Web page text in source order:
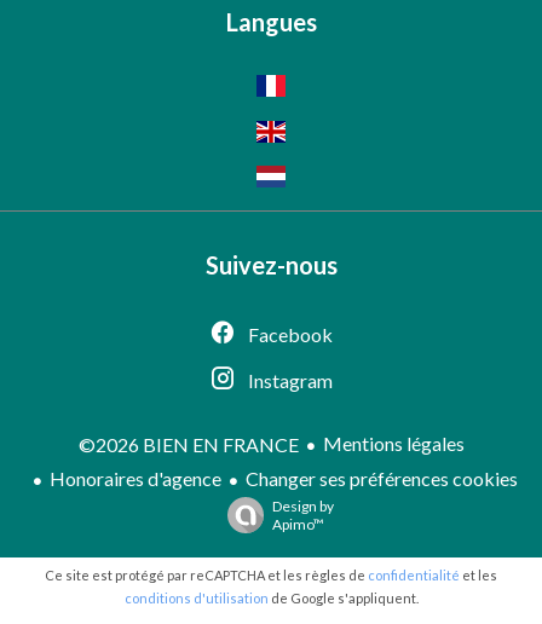
Langues
Suivez-nous
Facebook
Instagram
©2026 BIEN EN FRANCE
Mentions légales
Honoraires d'agence
Changer ses préférences cookies
Design by
Apimo™
Ce site est protégé par reCAPTCHA et les règles de confidentialité et les
conditions d'utilisation de Google s'appliquent.